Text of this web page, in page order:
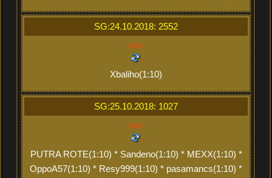
SG:24.10.2018: 2552
xxx
Xbaliho(1:10)
SG:25.10.2018: 1027
xxx
PUTRA ROTE(1:10) * Sandeno(1:10) * MEXX(1:10) *
OppoA57(1:10) * Resy999(1:10) * pasamancs(1:10) *